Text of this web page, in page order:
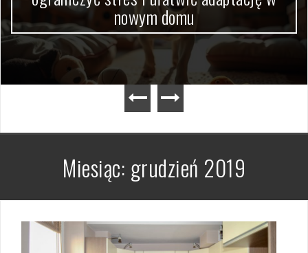
nowym domu
Miesiąc: grudzień 2019